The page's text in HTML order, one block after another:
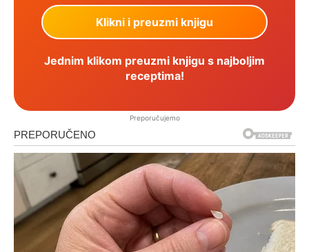
Jednim klikom preuzmi knjigu s najboljim
receptima!
Preporučujemo